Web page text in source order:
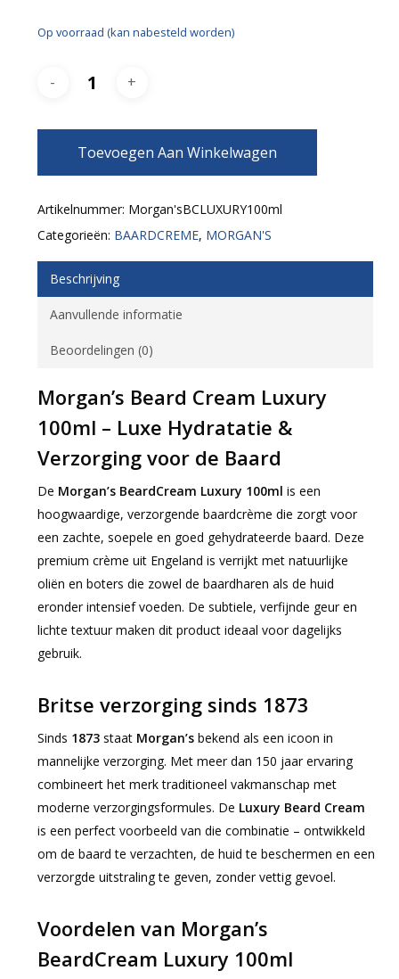
Op voorraad (kan nabesteld worden)
Toevoegen Aan Winkelwagen
Artikelnummer: Morgan'sBCLUXURY100ml
Categorieën: BAARDCREME, MORGAN'S
Beschrijving
Aanvullende informatie
Beoordelingen (0)
Morgan’s Beard Cream Luxury
100ml – Luxe Hydratatie &
Verzorging voor de Baard
De Morgan’s BeardCream Luxury 100ml is een
hoogwaardige, verzorgende baardcrème die zorgt voor
een zachte, soepele en goed gehydrateerde baard. Deze
premium crème uit Engeland is verrijkt met natuurlijke
oliën en boters die zowel de baardharen als de huid
eronder intensief voeden. De subtiele, verfijnde geur en
lichte textuur maken dit product ideaal voor dagelijks
gebruik.
Britse verzorging sinds 1873
Sinds 1873staat Morgan’sbekend als een icoon in
mannelijke verzorging. Met meer dan 150 jaar ervaring
combineert het merk traditioneel vakmanschap met
moderne verzorgingsformules. De Luxury Beard Cream
is een perfect voorbeeld van die combinatie – ontwikkeld
om de baard te verzachten, de huid te beschermen en een
verzorgde uitstraling te geven, zonder vettig gevoel.
Voordelen van Morgan’s
BeardCream Luxury 100ml